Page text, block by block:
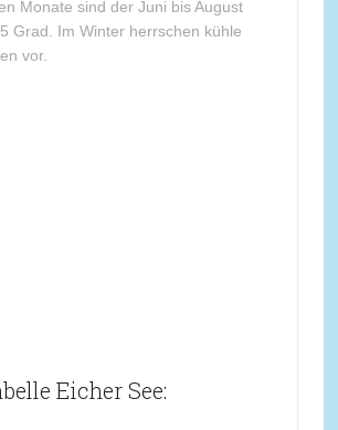
Monate sind der Juni bis August
Grad. Im Winter herrschen kühle
vor.
Eicher See: